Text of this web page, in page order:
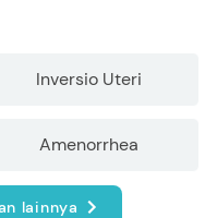
Inversio Uteri
Amenorrhea
lainnya